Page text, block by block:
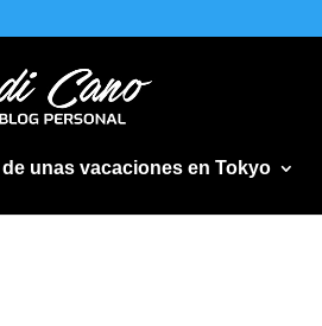
de unas vacaciones en Tokyo